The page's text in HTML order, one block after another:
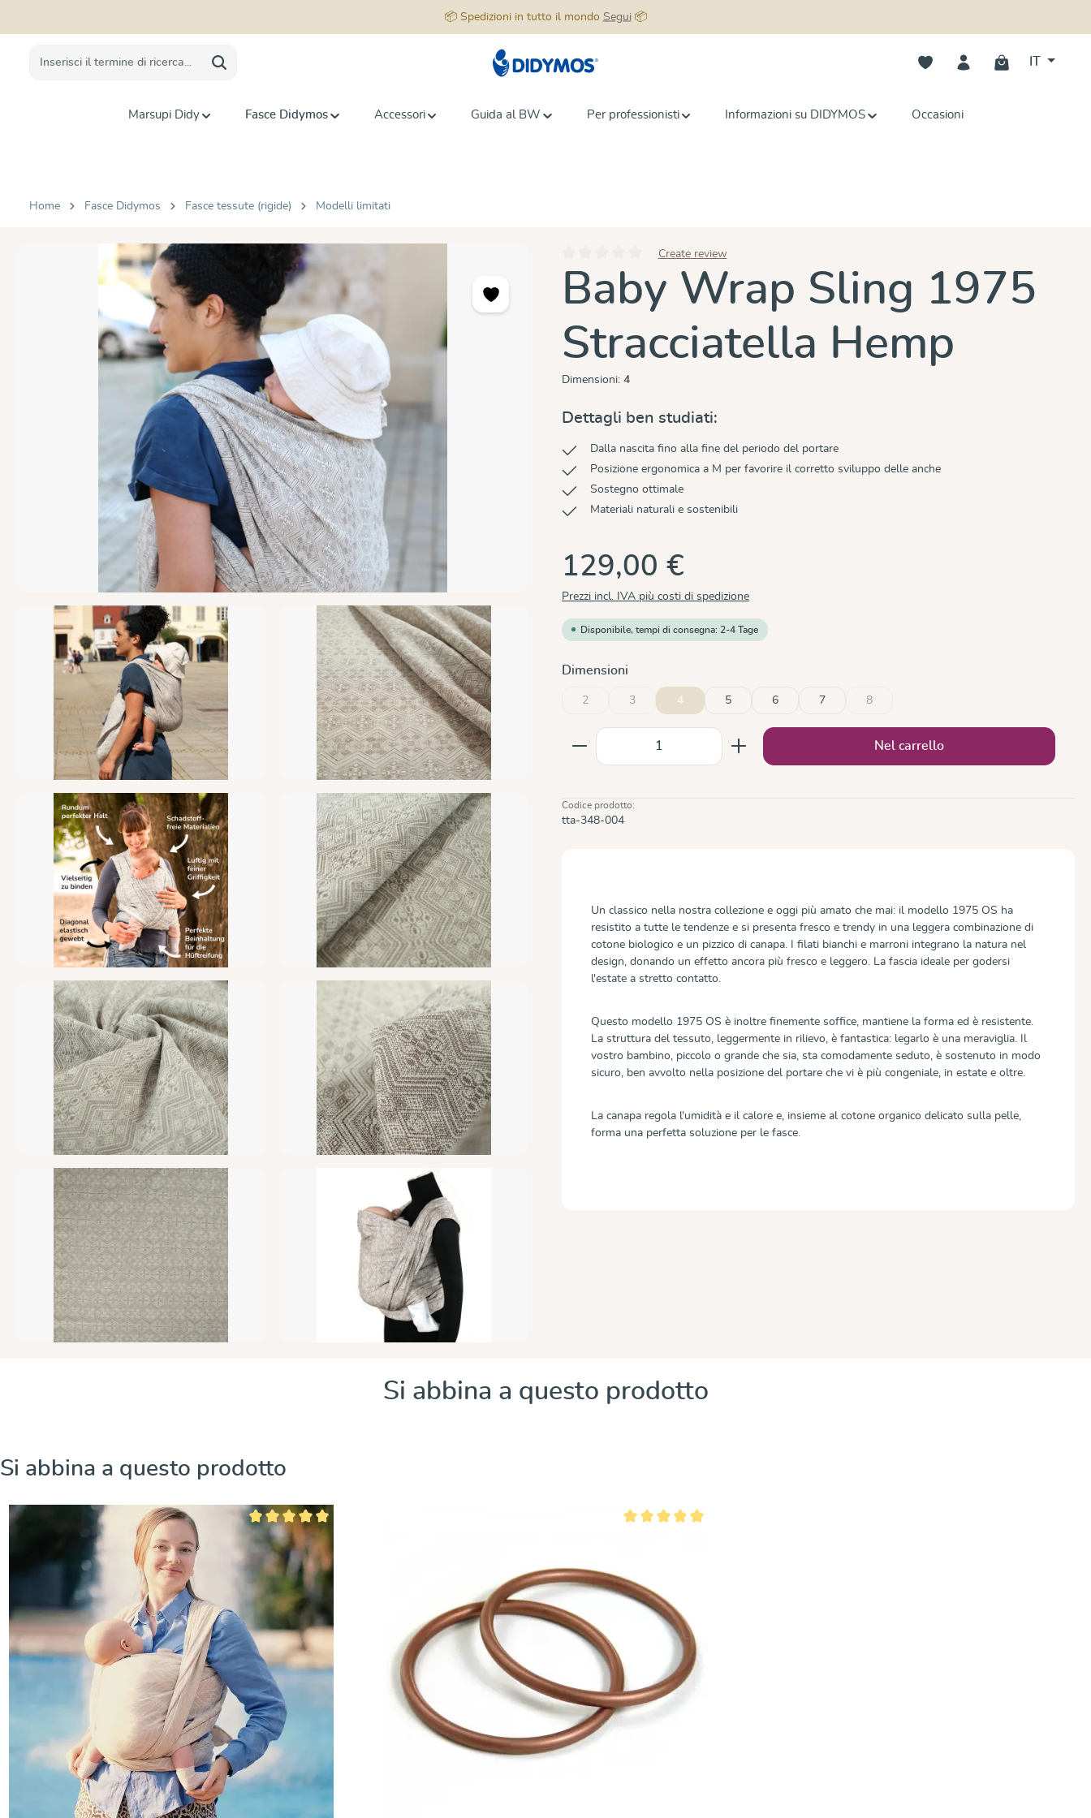
📦 Spedizioni in tutto il mondo Segui📦
Hai 0 articoli nella lista dei
Marsupi Didy Fasce Didymos Accessori Guida al BW Per professionisti Informazioni su DIDYMOS Occasioni
Home Fasce Didymos Fasce tessute (rigide) Modelli limitati
Salta la galleria di immagini
Valutazione media di 0 su 5 stelle
Create review
Baby Wrap Sling 1975
Stracciatella Hemp
Dimensioni: 4
Dettagli ben studiati:
Dalla nascita fino alla fine del periodo del portare
Posizione ergonomica a M per favorire il corretto sviluppo delle anche
Sostegno ottimale
Materiali naturali e sostenibili
129,00 €
Prezzi incl. IVA più costi di spedizione
Disponibile, tempi di consegna: 2-4 Tage
Seleziona
Dimensioni
2
(Questa opzione non è al momento disponibile.)
3
(Questa opzione non è al momento disponibile.)
4 5 6 7 8
Quantità del prodotto: inserisci la quantità desiderata o
Nel carrello
Codice prodotto:
tta-348-004
Un classico nella nostra collezione e oggi più amato che mai: il modello 1975 OS ha
resistito a tutte le tendenze e si presenta fresco e trendy in una leggera combinazione di
cotone biologico e un pizzico di canapa. I filati bianchi e marroni integrano la natura nel
design, donando un effetto ancora più fresco e leggero. La fascia ideale per godersi
l'estate a stretto contatto.
Questo modello 1975 OS è inoltre finemente soffice, mantiene la forma ed è resistente.
La struttura del tessuto, leggermente in rilievo, è fantastica: legarlo è una meraviglia. Il
vostro bambino, piccolo o grande che sia, sta comodamente seduto, è sostenuto in modo
sicuro, ben avvolto nella posizione del portare che vi è più congeniale, in estate e oltre.
La canapa regola l'umidità e il calore e, insieme al cotone organico delicato sulla pelle,
forma una perfetta soluzione per le fasce.
Si abbina a questo prodotto
Salta la galleria dei prodotti
Si abbina a questo prodotto
Valutazione media di 5 su 5 stelle